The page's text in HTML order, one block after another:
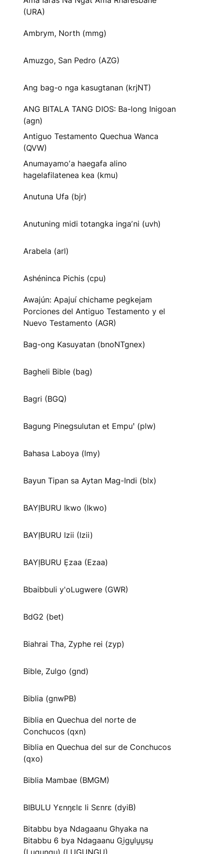
(URA)
Ambrym, North (mmg)
Amuzgo, San Pedro (AZG)
Ang bag-o nga kasugtanan (krjNT)
ANG BITALA TANG DIOS: Ba-long Inigoan
(agn)
Antiguo Testamento Quechua Wanca
(QVW)
Anumayamoʼa haegafa alino
hagelafilatenea kea (kmu)
Anutuna Ufa (bjr)
Anutuning midi totangka ingaʼni (uvh)
Arabela (arl)
Ashéninca Pichis (cpu)
Awajún: Apajuí chichame pegkejam
Porciones del Antiguo Testamento y el
Nuevo Testamento (AGR)
Bag-ong Kasuyatan (bnoNTgnex)
Bagheli Bible (bag)
Bagri (BGQ)
Bagung Pinegsulutan et Empuꞌ (plw)
Bahasa Laboya (lmy)
Bayun Tipan sa Aytan Mag-Indi (blx)
BAYỊBURU Ikwo (Ikwo)
BAYỊBURU Izii (Izii)
BAYỊBURU Ẹzaa (Ezaa)
Bbaibbuli y'oLugwere (GWR)
BdG2 (bet)
Biahrai Tha, Zyphe rei (zyp)
Bible, Zulgo (gnd)
Biblia (gnwPB)
Biblia en Quechua del norte de
Conchucos (qxn)
Biblia en Quechua del sur de Conchucos
(qxo)
Biblia Mambae (BMGM)
BIBULU Yɛnŋɛlɛ li Sɛnrɛ (dyiB)
Bitabbu bya Ndagaanu Ghyaka na
Bitabbu 6 bya Ndagaanu Gi̱gu̱lu̱u̱su̱
(Lugungu) (LUGUNGU)